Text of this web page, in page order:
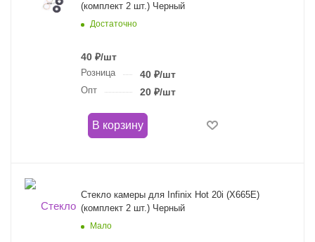
(комплект 2 шт.) Черный
Достаточно
40 ₽/шт
Розница 40₽/шт
Опт 20₽/шт
В корзину
Стекло камеры для Infinix Hot 20i (X665E)
(комплект 2 шт.) Черный
Мало